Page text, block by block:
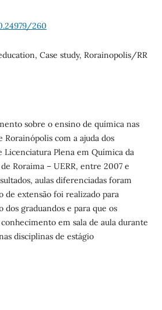
260
Case study, Rorainopolis/RR
sobre o ensino de química nas
Rorainópolis com a ajuda dos
Licenciatura Plena em Química da
Roraima – UERR, entre 2007 e
aulas diferenciadas foram
de extensão foi realizado para
graduandos e para que os
em sala de aula durante
disciplinas de estágio